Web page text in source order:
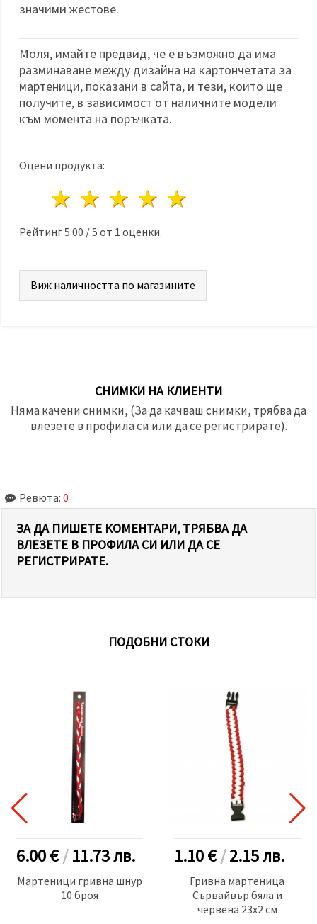
значими жестове.
Моля, имайте предвид, че е възможно да има
разминаване между дизайна на картончетата за
мартеници, показани в сайта, и тези, които ще
получите, в зависимост от наличните модели
към момента на поръчката.
Оцени продукта:
4 звезди
3 звезди
2 звезди
1 звезда
Рейтинг5.00 /5 от 1 оценки.
Виж наличността по магазините
СНИМКИ НА КЛИЕНТИ
Няма качени снимки, (За да качваш снимки, трябва да
влезете в профила си или да се регистрирате).
Ревюта: 0
ЗА ДА ПИШЕТЕ КОМЕНТАРИ, ТРЯБВА ДА
ВЛЕЗЕТЕ В ПРОФИЛА СИ ИЛИ ДА СЕ
РЕГИСТРИРАТЕ.
ПОДОБНИ СТОКИ
6.00 €/11.73лв.
Мартеници гривна шнур
10 броя
1.10 €/2.15лв.
Гривна мартеница
Сървайвър бяла и
червена 23x2 см